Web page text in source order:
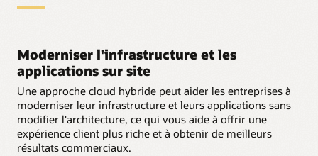
Moderniser l'infrastructure et les
applications sur site
Une approche cloud hybride peut aider les entreprises à
moderniser leur infrastructure et leurs applications sans
modifier l'architecture, ce qui vous aide à offrir une
expérience client plus riche et à obtenir de meilleurs
résultats commerciaux.